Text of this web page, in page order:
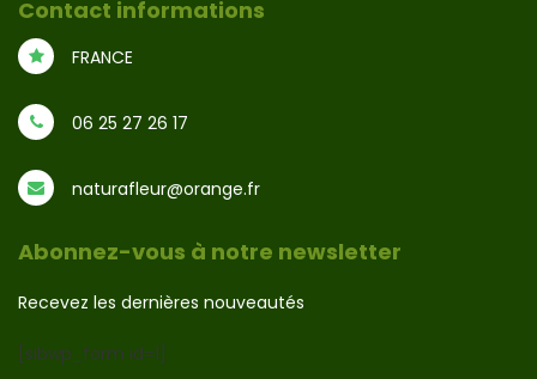
Contact informations
FRANCE
06 25 27 26 17
naturafleur@orange.fr
Abonnez-vous à notre newsletter
Recevez les dernières nouveautés
[sibwp_form id=1]